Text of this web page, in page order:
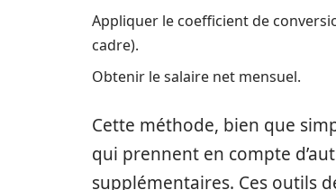
Appliquer le coefficient de
cadre).
Obtenir le salaire net mensuel.
Cette méthode, bien que
qui prennent en compte
supplémentaires. Ces outils